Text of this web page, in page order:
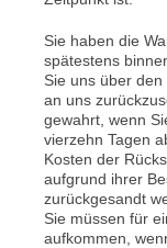
Sie haben die
spätestens
Sie uns über den
an uns
gewahrt, wenn
vierzehn Tagen
Kosten der
aufgrund ihrer
zurückgesandt
Sie müssen für
aufkommen,